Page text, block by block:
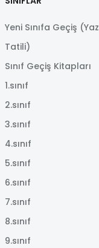
Yeni Sınıfa Geçiş (Yaz
Tatili)
Sınıf Geçiş Kitapları
1.sınıf
2.sınıf
3.sınıf
4.sınıf
5.sınıf
6.sınıf
7.sınıf
8.sınıf
9.sınıf